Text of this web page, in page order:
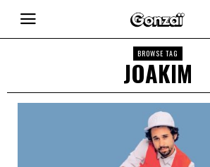
BROWSE TAG
JOAKIM